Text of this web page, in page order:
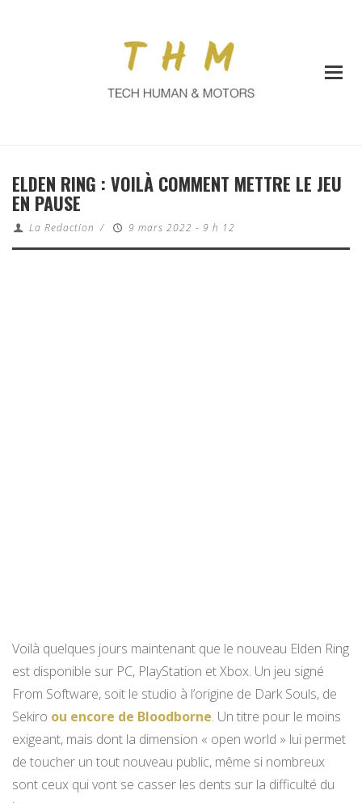
ELDEN RING : VOILÀ COMMENT METTRE LE JEU
EN PAUSE
La Redaction / 9 mars 2022 - 9 h 12
Voilà quelques jours maintenant que le nouveau Elden Ring
est disponible sur PC, PlayStation et Xbox. Un jeu signé
From Software, soit le studio à l’origine de Dark Souls, de
Sekiro ou encore de Bloodborne. Un titre pour le moins
exigeant, mais dont la dimension « open world » lui permet
de toucher un tout nouveau public, même si nombreux
sont ceux qui vont se casser les dents sur la difficulté du